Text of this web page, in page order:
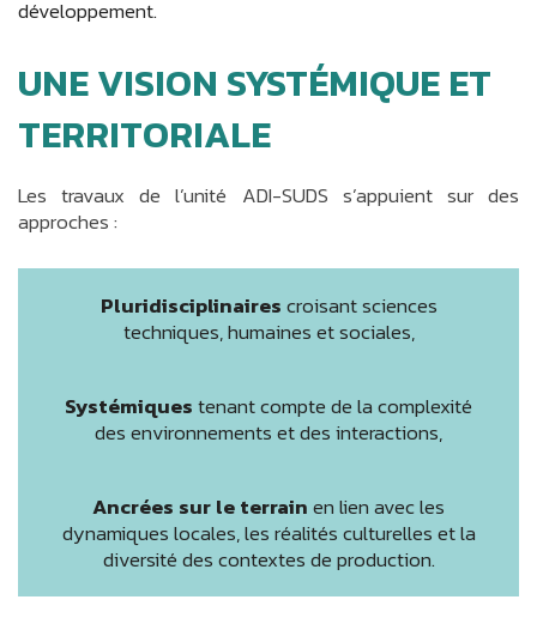
développement.
UNE VISION SYSTÉMIQUE ET
TERRITORIALE
Les travaux de l’unité ADI-SUDS s’appuient sur des
approches :
Pluridisciplinairescroisant sciences
techniques, humaines et sociales,
Systémiquestenant compte de la complexité
des environnements et des interactions,
Ancrées sur le terrainen lien avec les
dynamiques locales, les réalités culturelles et la
diversité des contextes de production.